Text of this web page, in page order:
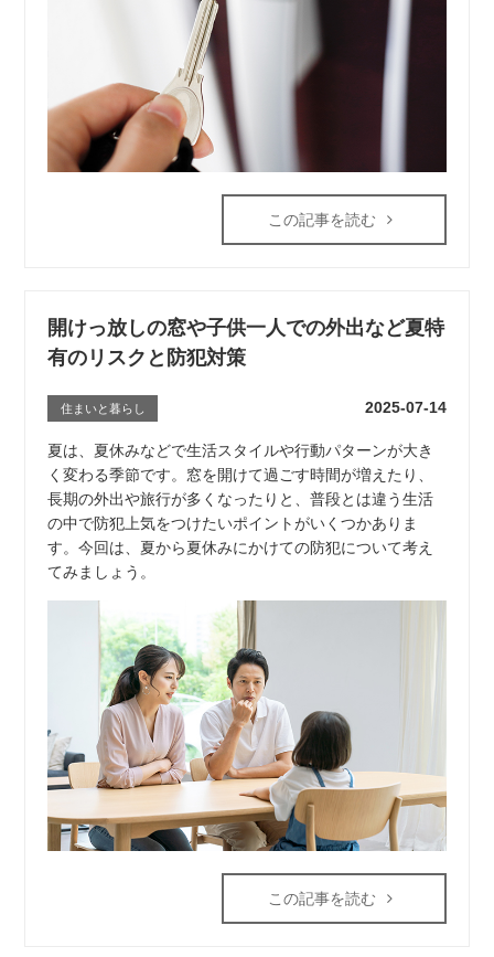
この記事を読む
開けっ放しの窓や子供一人での外出など夏特
有のリスクと防犯対策
住まいと暮らし 2025-07-14
夏は、夏休みなどで生活スタイルや行動パターンが大き
く変わる季節です。窓を開けて過ごす時間が増えたり、
長期の外出や旅行が多くなったりと、普段とは違う生活
の中で防犯上気をつけたいポイントがいくつかありま
す。今回は、夏から夏休みにかけての防犯について考え
てみましょう。
この記事を読む